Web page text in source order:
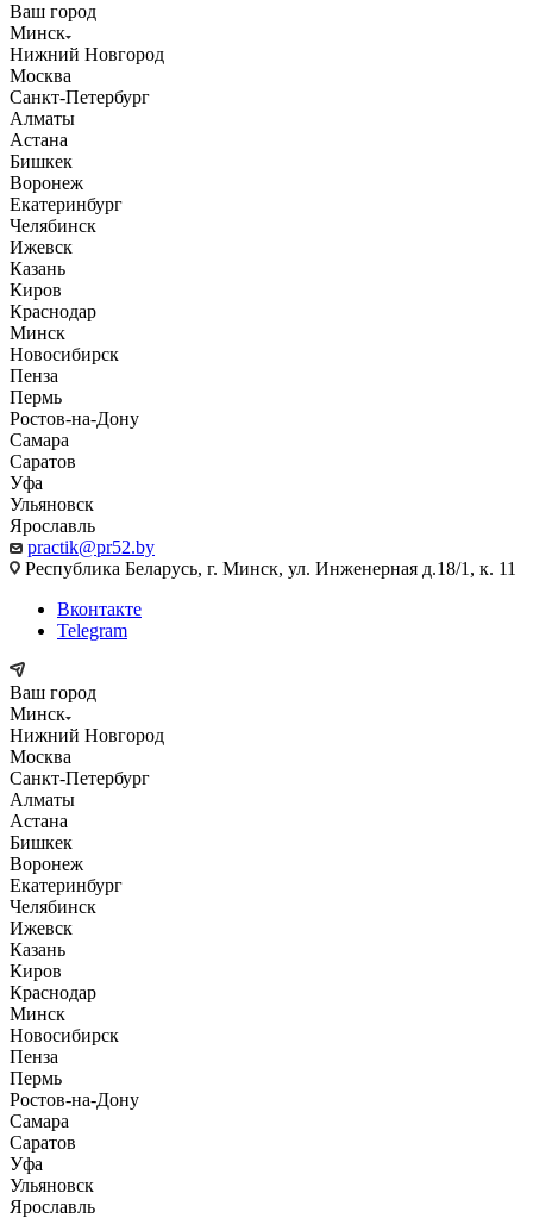
Ваш город
Минск
Нижний Новгород
Москва
Санкт-Петербург
Алматы
Астана
Бишкек
Воронеж
Екатеринбург
Челябинск
Ижевск
Казань
Киров
Краснодар
Минск
Новосибирск
Пенза
Пермь
Ростов-на-Дону
Самара
Саратов
Уфа
Ульяновск
Ярославль
practik@pr52.by
Республика Беларусь, г. Минск, ул. Инженерная д.18/1, к. 11
Вконтакте
Telegram
Ваш город
Минск
Нижний Новгород
Москва
Санкт-Петербург
Алматы
Астана
Бишкек
Воронеж
Екатеринбург
Челябинск
Ижевск
Казань
Киров
Краснодар
Минск
Новосибирск
Пенза
Пермь
Ростов-на-Дону
Самара
Саратов
Уфа
Ульяновск
Ярославль